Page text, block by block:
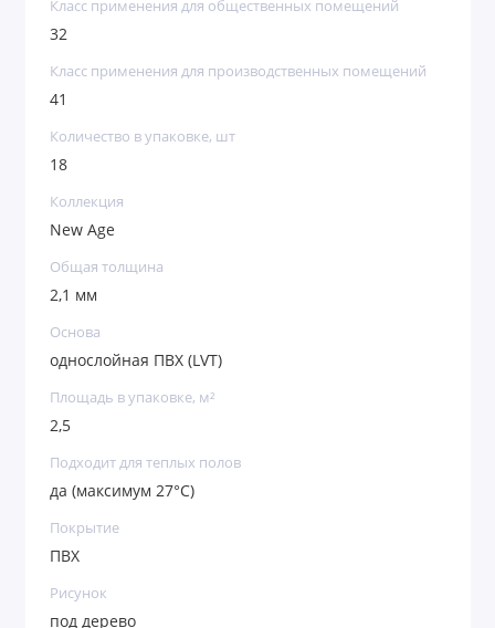
Класс применения для общественных помещений
32
Класс применения для производственных помещений
41
Количество в упаковке, шт
18
Коллекция
New Age
Общая толщина
2,1 мм
Основа
однослойная ПВХ (LVT)
Площадь в упаковке, м²
2,5
Подходит для теплых полов
да (максимум 27°C)
Покрытие
ПВХ
Рисунок
под дерево